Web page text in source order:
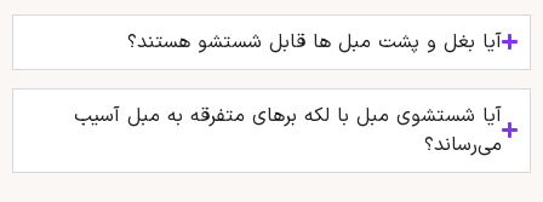
آیا بغل و پشت مبل‌ ها قابل شستشو هستند؟
آیا شستشوی مبل با لکه‌ برهای متفرقه به مبل آسیب
می‌رساند؟